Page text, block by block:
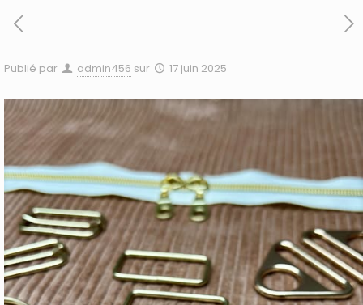
Publié par admin456 sur 17 juin 2025